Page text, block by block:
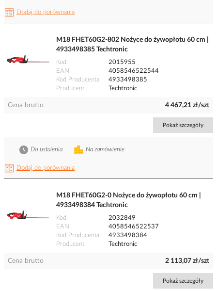
Dodaj do porównania
M18 FHET60G2-802 Nożyce do żywopłotu 60 cm |
4933498385 Techtronic
Kod
2015955
EAN
4058546522544
Kod Producenta
4933498385
Producent
Techtronic
Cena brutto 4 467,21 zł/szt
Pokaż szczegóły
Dodaj do porównania
Na zamówienie
Do ustalenia
M18 FHET60G2-0 Nożyce do żywopłotu 60 cm |
4933498384 Techtronic
Kod
2032849
EAN
4058546522537
Kod Producenta
4933498384
Producent
Techtronic
Cena brutto 2 113,07 zł/szt
Pokaż szczegóły